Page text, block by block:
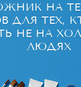
НА
ДЛЯ ТЕХ,
НЕ НА
ЛЮДЯХ